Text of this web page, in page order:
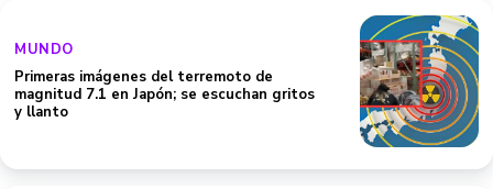
MUNDO
Primeras imágenes del terremoto de
magnitud 7.1 en Japón; se escuchan gritos
y llanto